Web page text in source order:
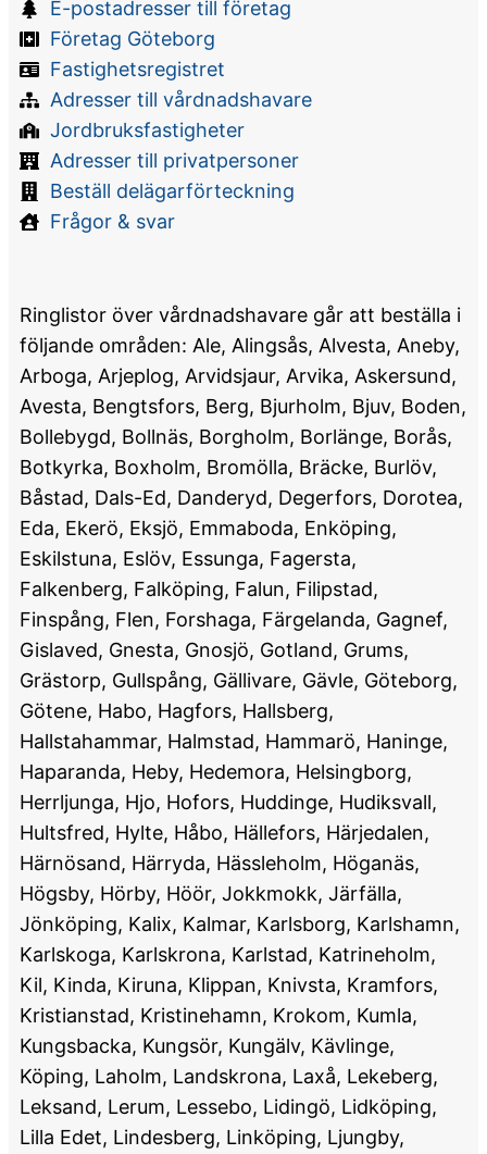
E-postadresser till företag
Företag Göteborg
Fastighetsregistret
Adresser till vårdnadshavare
Jordbruksfastigheter
Adresser till privatpersoner
Beställ delägarförteckning
Frågor & svar
Ringlistor över vårdnadshavare går att beställa i
följande områden: Ale, Alingsås, Alvesta, Aneby,
Arboga, Arjeplog, Arvidsjaur, Arvika, Askersund,
Avesta, Bengtsfors, Berg, Bjurholm, Bjuv, Boden,
Bollebygd, Bollnäs, Borgholm, Borlänge, Borås,
Botkyrka, Boxholm, Bromölla, Bräcke, Burlöv,
Båstad, Dals-Ed, Danderyd, Degerfors, Dorotea,
Eda, Ekerö, Eksjö, Emmaboda, Enköping,
Eskilstuna, Eslöv, Essunga, Fagersta,
Falkenberg, Falköping, Falun, Filipstad,
Finspång, Flen, Forshaga, Färgelanda, Gagnef,
Gislaved, Gnesta, Gnosjö, Gotland, Grums,
Grästorp, Gullspång, Gällivare, Gävle, Göteborg,
Götene, Habo, Hagfors, Hallsberg,
Hallstahammar, Halmstad, Hammarö, Haninge,
Haparanda, Heby, Hedemora, Helsingborg,
Herrljunga, Hjo, Hofors, Huddinge, Hudiksvall,
Hultsfred, Hylte, Håbo, Hällefors, Härjedalen,
Härnösand, Härryda, Hässleholm, Höganäs,
Högsby, Hörby, Höör, Jokkmokk, Järfälla,
Jönköping, Kalix, Kalmar, Karlsborg, Karlshamn,
Karlskoga, Karlskrona, Karlstad, Katrineholm,
Kil, Kinda, Kiruna, Klippan, Knivsta, Kramfors,
Kristianstad, Kristinehamn, Krokom, Kumla,
Kungsbacka, Kungsör, Kungälv, Kävlinge,
Köping, Laholm, Landskrona, Laxå, Lekeberg,
Leksand, Lerum, Lessebo, Lidingö, Lidköping,
Lilla Edet, Lindesberg, Linköping, Ljungby,